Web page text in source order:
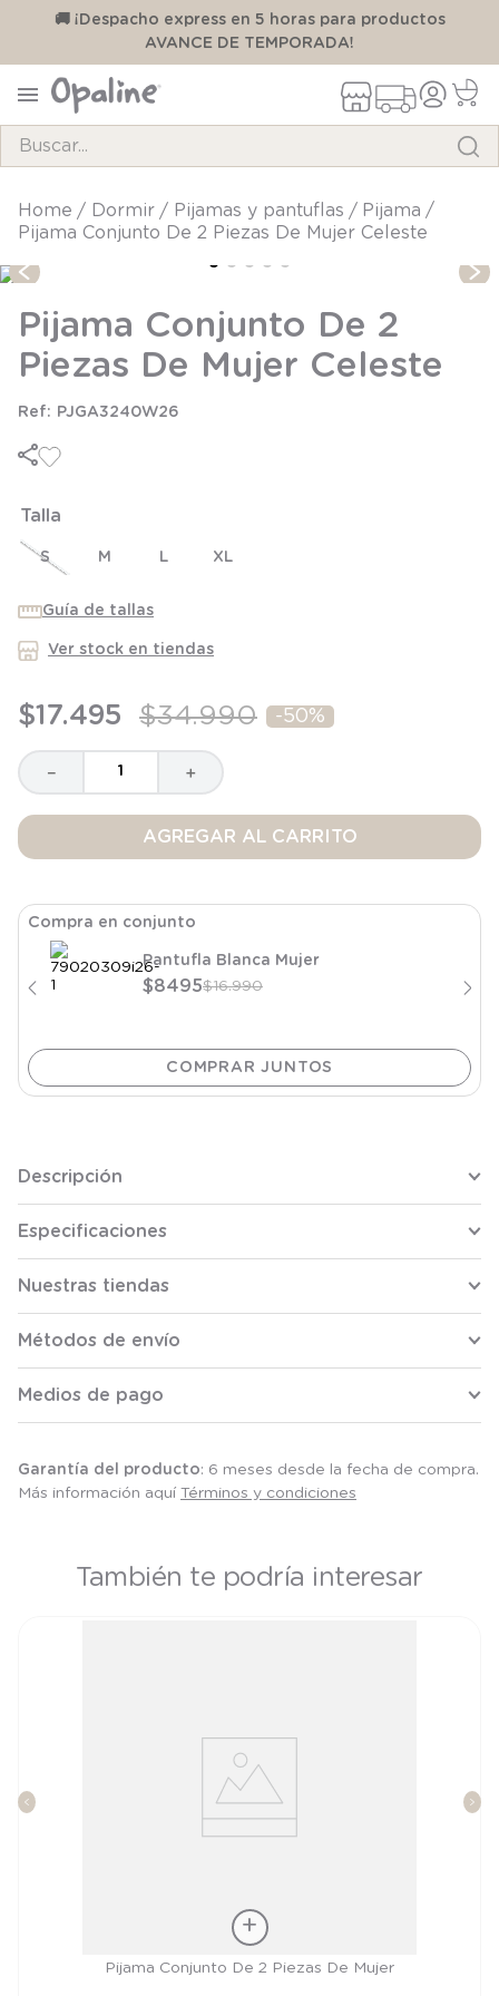
🚚 ¡Despacho express en 5 horas para productos
AVANCE DE TEMPORADA!
dormir pijamas y pantuflas
pijama
Pijama Conjunto De 2 Piezas De Mujer Celeste
Pijama Conjunto De 2
Piezas De Mujer Celeste
PJGA3240W26
Talla
S M L XL
Guía de tallas
Ver stock en tiendas
$17.495 $34.990 -50%
＋
－
AGREGAR AL CARRITO
Compra en conjunto
Pantufla Blanca Mujer
$8495$16.990
Descripción
Especificaciones
Nuestras tiendas
Métodos de envío
Medios de pago
Garantía del producto: 6 meses desde la fecha de compra.
Más información aquí Términos y condiciones
También te podría interesar
Pijama Conjunto De 2 Piezas De Mujer
TÉRMINOS MÁS BUSCADOS
pijama
3
zapatillas
4.
body
5
panty
8.
9.
saco